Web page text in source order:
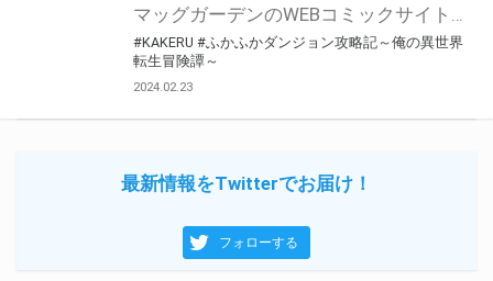
#KAKERU #ふかふかダンジョン攻略記～俺の異世界
転生冒険譚～
2024.02.23
最新情報をTwitterでお届け！
フォローする